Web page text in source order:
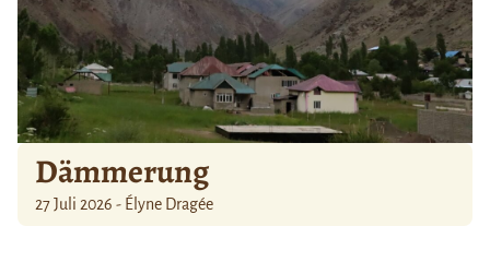
Dämmerung
27 Juli 2026 - Élyne Dragée